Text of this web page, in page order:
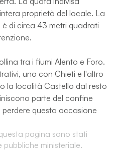
proprietà del locale. La
di circa 43 metri quadrati
tra i fiumi Alento e Foro.
uno con Chieti e l'altro
la località Castello dal resto
parte del confine
questa occasione
pagina sono stati
ministeriale.